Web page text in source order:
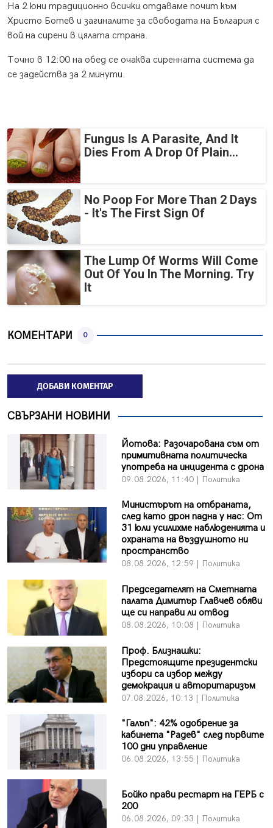
На 2 юни традиционно всички отдаваме почит към
Христо Ботев и загиналите за свободата на България с
вой на сирени в цялата страна.
Точно в 12:00 на обед се очаква сиренната система да
се задейства за 2 минути.
Fungus Is A Parasite, And It
Dies From A Drop Of Plain...
No Poop For More Than 2 Days
- It's The First Sign Of
The Lump Of Worms Will Come
Out Of You In The Morning. Try
It
КОМЕНТАРИ 0
ДОБАВИ КОМЕНТАР
СВЪРЗАНИ НОВИНИ
Йотова: Разочарована съм от
примитивната политическа
употреба на инцидента с дрона
09.08.2026, 11:40 | Политика
Министърът на отбраната,
след като дрон падна у нас: От
31 юли усилихме наблюденията и
охраната на въздушното ни
пространство
08.08.2026, 12:59 | Политика
Председателят на Сметната
палата Димитър Главчев обяви
ще си направи ли отвод
08.08.2026, 10:08 | Политика
Проф. Близнашки:
Предстоящите президентски
избори са избор между
демокрация и авторитаризъм
07.08.2026, 10:13 | Политика
"Галъп": 42% одобрение за
кабинета "Радев" след първите
100 дни управление
06.08.2026, 13:55 | Политика
Бойко прави рестарт на ГЕРБ с
200
06.08.2026, 09:33 | Политика